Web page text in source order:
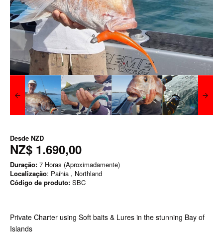
Desde NZD
NZ$ 1.690,00
Duração: 7 Horas (Aproximadamente)
Localização: Paihia , Northland
Código de produto: SBC
Private Charter using Soft baits & Lures in the stunning Bay of
Islands